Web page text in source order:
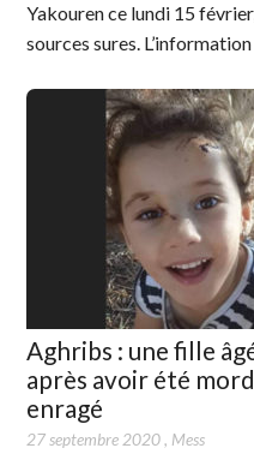
Yakouren ce lundi 15
sources sures.
Aghribs : une fille
après avoir été
enragé
27 septembre 2020, Mess